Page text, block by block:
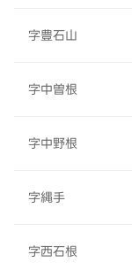
字豊石山
字中曽根
字中野根
字縄手
字西石根